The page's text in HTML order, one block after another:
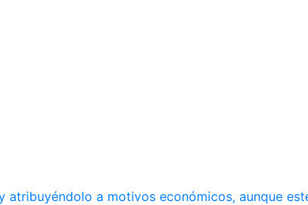
a motivos económicos, aunque